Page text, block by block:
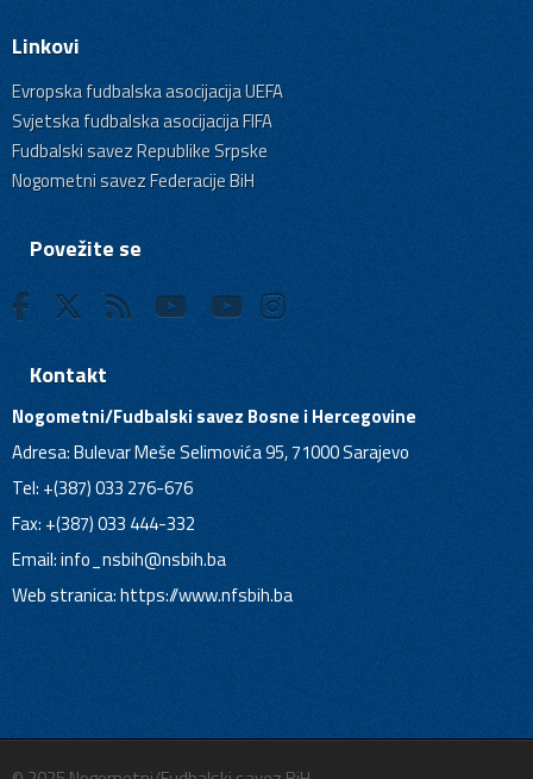
Linkovi
Evropska fudbalska asocijacija UEFA
Svjetska fudbalska asocijacija FIFA
Fudbalski savez Republike Srpske
Nogometni savez Federacije BiH
Povežite se
Kontakt
Nogometni/Fudbalski savez Bosne i Hercegovine
Adresa: Bulevar Meše Selimovića 95, 71000 Sarajevo
Tel: +(387) 033 276-676
Fax: +(387) 033 444-332
Email:info_nsbih@nsbih.ba
Web stranica: https://www.nfsbih.ba